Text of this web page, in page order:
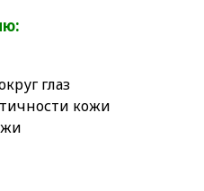
глаз
кожи